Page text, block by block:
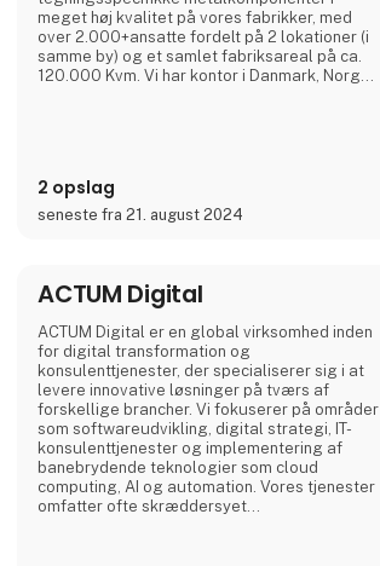
meget høj kvalitet på vores fabrikker, med
over 2.000+ansatte fordelt på 2 lokationer (i
samme by) og et samlet fabriksareal på ca.
120.000 Kvm. Vi har kontor i Danmark, Norge
fordyrende mellemled, hvor vi bruger vores
ingeniører (23 af slagsen),
2 opslag
seneste fra 21. august 2024
ACTUM Digital
ACTUM Digital er en global virksomhed inden
for digital transformation og
konsulenttjenester, der specialiserer sig i at
levere innovative løsninger på tværs af
forskellige brancher. Vi fokuserer på områder
som softwareudvikling, digital strategi, IT-
konsulenttjenester og implementering af
banebrydende teknologier som cloud
computing, AI og automation. Vores tjenester
omfatter ofte skræddersyet